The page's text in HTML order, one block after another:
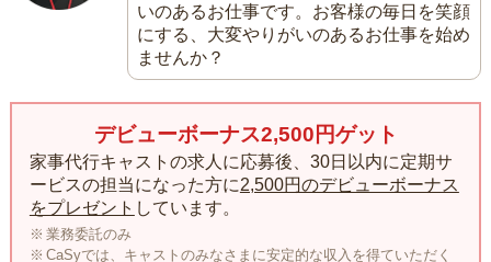
いのあるお仕事です。お客様の毎日を笑顔
にする、大変やりがいのあるお仕事を始め
ませんか？
デビューボーナス2,500円ゲット
家事代行キャストの求人に応募後、30日以内に定期サ
ービスの担当になった方に2,500円のデビューボーナス
をプレゼント しています。
業務委託のみ
CaSyでは、キャストのみなさまに安定的な収入を得ていただく